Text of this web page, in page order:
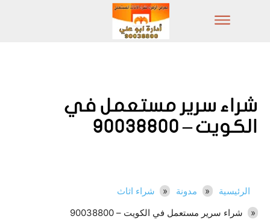
شراء سرير مستعمل في
الكويت – 90038800
الرئيسية مدونة
شراء اثاث
شراء سرير مستعمل في الكويت – 90038800